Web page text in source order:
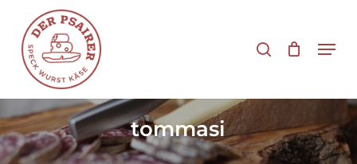
Hauptinhalt
springen
tommasi